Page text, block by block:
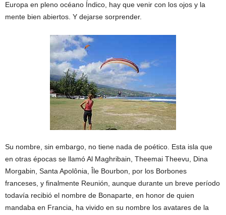
Europa en pleno océano Índico, hay que venir con los ojos y la
mente bien abiertos. Y dejarse sorprender.
Su nombre, sin embargo, no tiene nada de poético. Esta isla que
en otras épocas se llamó Al Maghribain, Theemai Theevu, Dina
Morgabin, Santa Apolônia, Île Bourbon, por los Borbones
franceses, y finalmente Reunión, aunque durante un breve período
todavía recibió el nombre de Bonaparte, en honor de quien
mandaba en Francia, ha vivido en su nombre los avatares de la